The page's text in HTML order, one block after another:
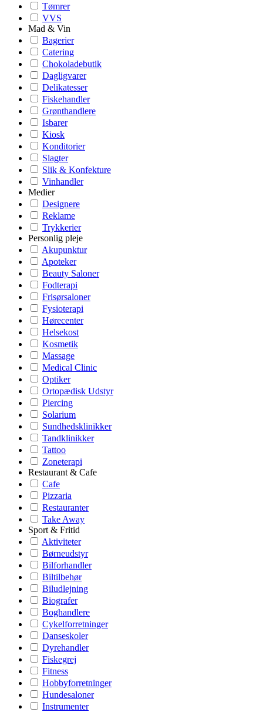
Tømrer
VVS
Mad & Vin
Bagerier
Catering
Chokoladebutik
Dagligvarer
Delikatesser
Fiskehandler
Grønthandlere
Isbarer
Kiosk
Konditorier
Slagter
Slik & Konfekture
Vinhandler
Medier
Designere
Reklame
Trykkerier
Personlig pleje
Akupunktur
Apoteker
Beauty Saloner
Fodterapi
Frisørsaloner
Fysioterapi
Hørecenter
Helsekost
Kosmetik
Massage
Medical Clinic
Optiker
Ortopædisk Udstyr
Piercing
Solarium
Sundhedsklinikker
Tandklinikker
Tattoo
Zoneterapi
Restaurant & Cafe
Cafe
Pizzaria
Restauranter
Take Away
Sport & Fritid
Aktiviteter
Børneudstyr
Bilforhandler
Biltilbehør
Biludlejning
Biografer
Boghandlere
Cykelforretninger
Danseskoler
Dyrehandler
Fiskegrej
Fitness
Hobbyforretninger
Hundesaloner
Instrumenter